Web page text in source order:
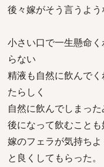
後々嫁がそう言うよう
小さい口で一生懸命
らない
精液も自然に飲んで
たらしく
自然に飲んでしまった
後になって飲むこと
嫁のフェラが気持ち
と良くしてもらった。